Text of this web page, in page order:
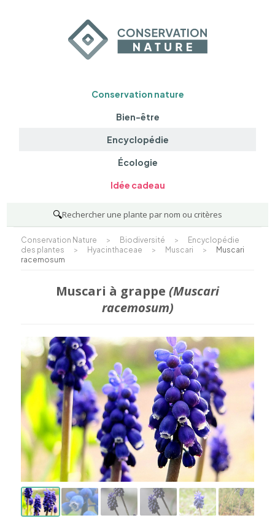
Conservation nature
Bien-être
Encyclopédie
Écologie
Idée cadeau
🔍Rechercher une plante par nom ou critères
Conservation Nature > Biodiversité >
Encyclopédie
des plantes
> Hyacinthaceae > Muscari >
Muscari
racemosum
Muscari à grappe (Muscari
racemosum)